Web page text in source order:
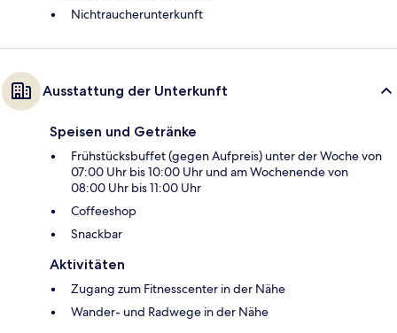
Nichtraucherunterkunft
Ausstattung der Unterkunft
Speisen und Getränke
Frühstücksbuffet (gegen Aufpreis) unter der Woche von
07:00 Uhr bis 10:00 Uhr und am Wochenende von
08:00 Uhr bis 11:00 Uhr
Coffeeshop
Snackbar
Aktivitäten
Zugang zum Fitnesscenter in der Nähe
Wander- und Radwege in der Nähe